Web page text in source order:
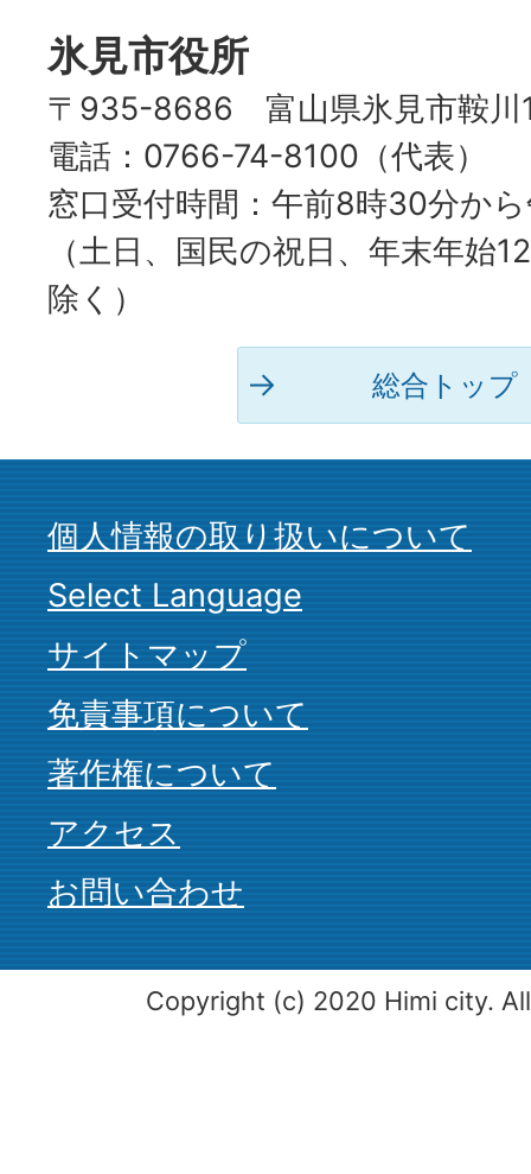
氷見市役所
〒935-8686 富山県氷見市鞍川
電話：0766-74-8100（代表）
窓口受付時間：午前8時30分か
（土日、国民の祝日、年末年始
除く）
総合トップ
個人情報の取り扱いについて
Select Language
サイトマップ
免責事項について
著作権について
アクセス
お問い合わせ
Copyright (c) 2020 Himi city.